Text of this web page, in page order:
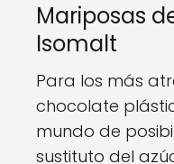
Mariposas
Isomalt
Para los más
chocolate
mundo de
sustituto del